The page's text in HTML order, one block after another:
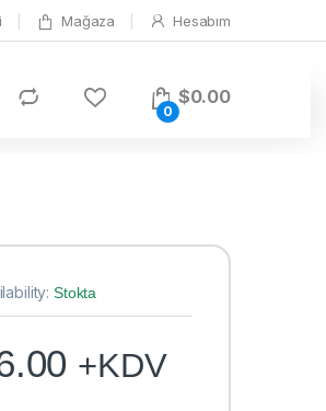
Mağaza Hesabım
0
$0.00
Stokta
+KDV